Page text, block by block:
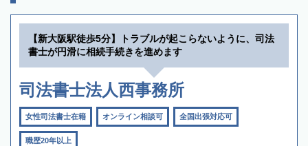
【新大阪駅徒歩5分】トラブルが起こらないように、司法
書士が円滑に相続手続きを進めます
司法書士法人西事務所
女性司法書士在籍 オンライン相談可 全国出張対応可
職歴20年以上